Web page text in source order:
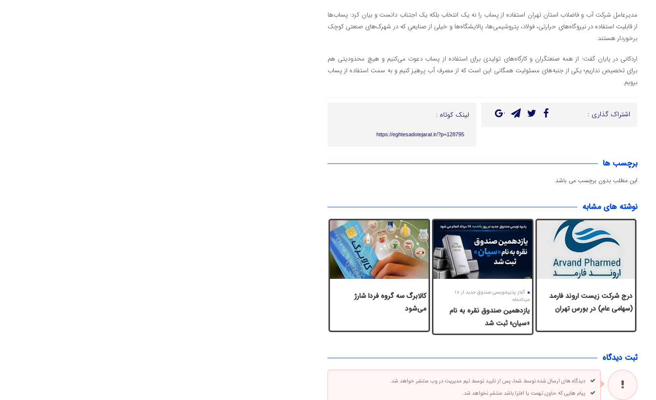
مدیرعامل شرکت آب و فاضلاب استان تهران استفاده از پساب را نه یک انتخاب بلکه یک اجتناب دانست و بیان کرد: پساب‌ها
از قابلیت استفاده در نیروگاه‌های حرارتی، فولاد، پتروشیمی‌ها، پالایشگاه‌ها و خیلی از صنایعی که در شهرک‌های صنعتی کوچک
برخوردار هستند.
اردکانی در پایان گفت: از همه صنعتگران و کارگاه‌های تولیدی برای استفاده از پساب دعوت می‌کنیم و هیچ محدودیتی هم
برای تخصیص نداریم؛ یکی از جنبه‌های مسئولیت همگانی این است که از مصرف آب پرهیز کنیم و به سمت استفاده از پساب
برویم.
اشتراک گذاری : لینک کوتاه :
https://eghtesadotejarat.ir/?p=128795
برچسب ها
این مطلب بدون برچسب می باشد.
نوشته های مشابه
درج شرکت زیست اروند فارمد
(سهامی عام) در بورس تهران
آغاز پذیره‌نویسی صندوق جدید از ۱۸
مردادماه؛
یازدهمین صندوق نقره به نام
«سیان» ثبت شد
️کالابرگ سه گروه فردا شارژ
می‌شود
ثبت دیدگاه
دیدگاه های ارسال شده توسط شما، پس از تایید توسط تیم مدیریت در وب منتشر خواهد شد.
پیام هایی که حاوی تهمت یا افترا باشد منتشر نخواهد شد.